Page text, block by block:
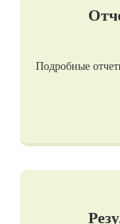
Подробные